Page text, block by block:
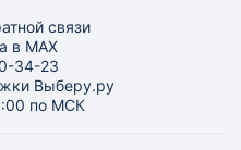
связи
в MAX
34-23
Выберу.ру
по МСК